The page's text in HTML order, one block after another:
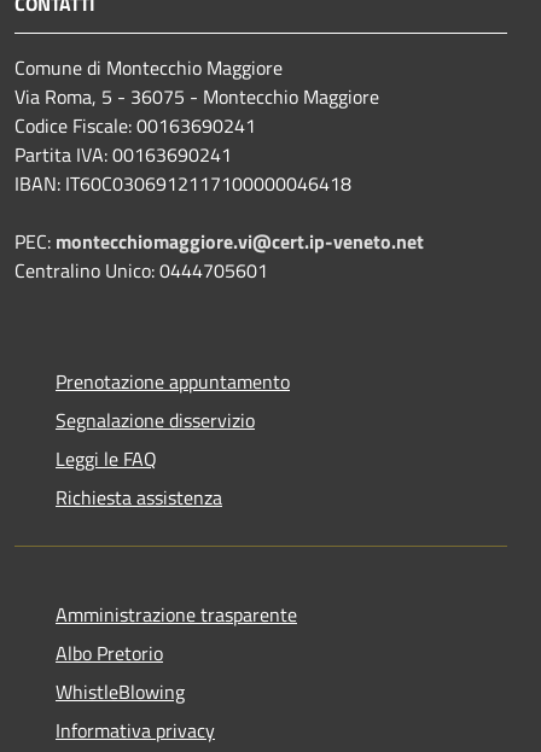
Comune di Montecchio Maggiore
Via Roma, 5 - 36075 - Montecchio Maggiore
Codice Fiscale: 00163690241
Partita IVA: 00163690241
IBAN: IT60C0306912117100000046418
PEC: montecchiomaggiore.vi@cert.ip-veneto.net
Centralino Unico: 0444705601
Prenotazione appuntamento
Segnalazione disservizio
Leggi le FAQ
Richiesta assistenza
Amministrazione trasparente
Albo Pretorio
WhistleBlowing
Informativa privacy